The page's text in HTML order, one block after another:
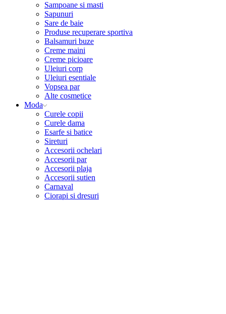
Sampoane si masti
Sapunuri
Sare de baie
Produse recuperare sportiva
Balsamuri buze
Creme maini
Creme picioare
Uleiuri corp
Uleiuri esentiale
Vopsea par
Alte cosmetice
Moda
Curele copii
Curele dama
Esarfe si batice
Sireturi
Accesorii ochelari
Accesorii par
Accesorii plaja
Accesorii sutien
Carnaval
Ciorapi si dresuri